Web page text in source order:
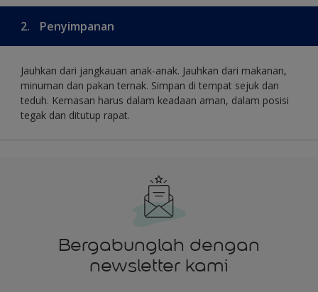
2. Penyimpanan
Jauhkan dari jangkauan anak-anak. Jauhkan dari makanan,
minuman dan pakan ternak. Simpan di tempat sejuk dan
teduh. Kemasan harus dalam keadaan aman, dalam posisi
tegak dan ditutup rapat.
Bergabunglah dengan
newsletter kami